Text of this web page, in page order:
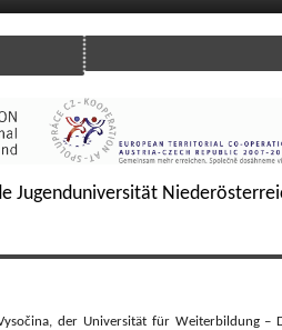
Jugenduniversität
der Universität für Weiterbildung –